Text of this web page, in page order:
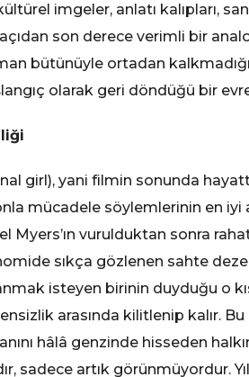
imgeler, anlatı kalıpları,
son derece verimli bir
bütünüyle ortadan
olarak geri döndüğü bir
girl), yani filmin sonunda
mücadele söylemlerinin en iyi
vurulduktan sonra
sıkça gözlenen sahte
isteyen birinin duyduğu o
arasında kilitlenip kalır.
hâlâ genzinde hisseden
sadece artık görünmüyordur.